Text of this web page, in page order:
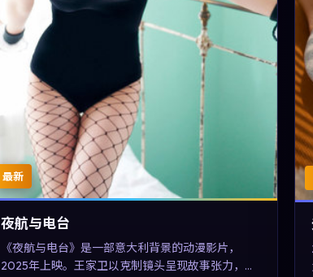
最新
夜航与电台
《夜航与电台》是一部意大利背景的动漫影片，
2025年上映。王家卫以克制镜头呈现故事张力，刘